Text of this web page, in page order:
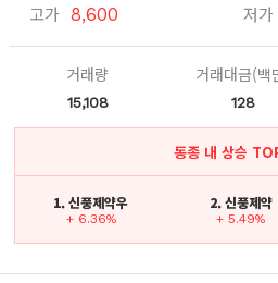
고가 8,600 저가
거래량
15,108
거래대금(백
128
동종 내 상승
1. 신풍제약우
+ 6.36%
2. 신풍제약
+ 5.49%